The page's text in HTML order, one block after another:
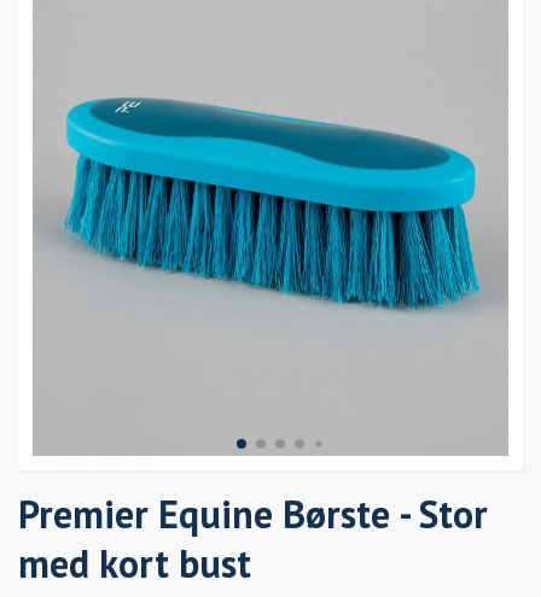
Premier Equine Børste - Stor
med kort bust